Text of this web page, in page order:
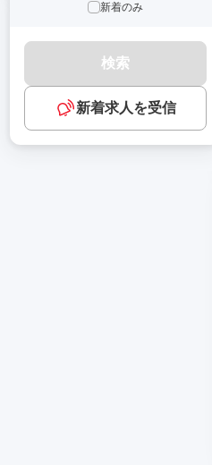
新着のみ
検索
新着求人を受信